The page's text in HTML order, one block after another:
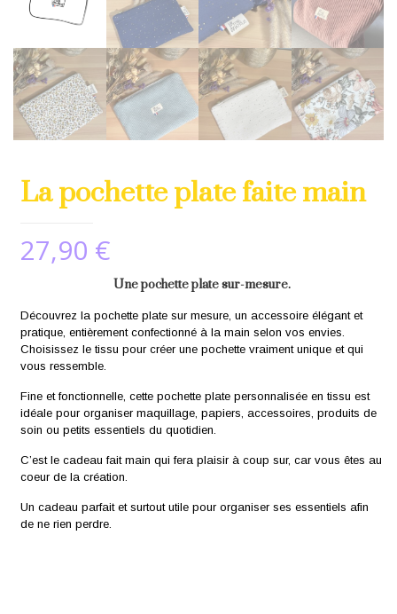
La pochette plate faite main
27,90 €
Une pochette plate sur-mesure.
Découvrez la pochette plate sur mesure, un accessoire élégant et
pratique, entièrement confectionné à la main selon vos envies.
Choisissez le tissu pour créer une pochette vraiment unique et qui
vous ressemble.
Fine et fonctionnelle, cette pochette plate personnalisée en tissu est
idéale pour organiser maquillage, papiers, accessoires, produits de
soin ou petits essentiels du quotidien.
C’est le cadeau fait main qui fera plaisir à coup sur, car vous êtes au
coeur de la création.
Un cadeau parfait et surtout utile pour organiser ses essentiels afin
de ne rien perdre.